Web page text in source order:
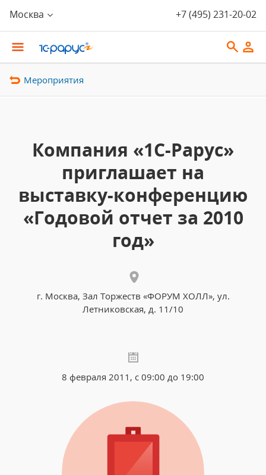
Москва +7 (495) 231-20-02
Мероприятия
Компания «1С-Рарус»
приглашает на
выставку-конференцию
«Годовой отчет за 2010
год»
г. Москва, Зал Торжеств «ФОРУМ ХОЛЛ», ул.
Летниковская, д. 11/10
8 февраля 2011, с 09:00 до 19:00